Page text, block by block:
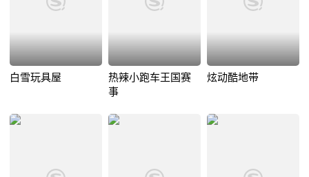
白雪玩具屋
热辣小跑车王国赛
事
炫动酷地带